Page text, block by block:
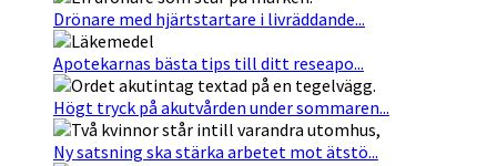
Drönare med hjärtstartare i livräddande...
Apotekarnas bästa tips till ditt reseapo...
Högt tryck på akutvården under sommaren...
Ny satsning ska stärka arbetet mot ätstö...